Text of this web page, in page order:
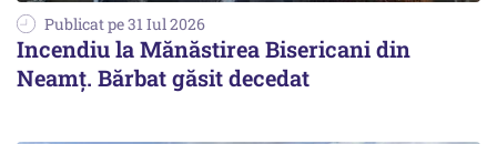
Publicat pe 31 Iul 2026
Incendiu la Mănăstirea Bisericani din
Neamţ. Bărbat găsit decedat